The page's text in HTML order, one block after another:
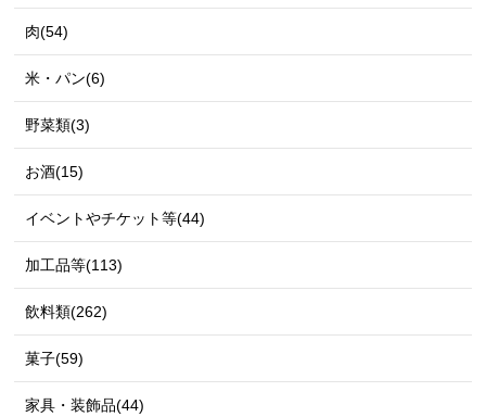
肉(54)
米・パン(6)
野菜類(3)
お酒(15)
イベントやチケット等(44)
加工品等(113)
飲料類(262)
菓子(59)
家具・装飾品(44)